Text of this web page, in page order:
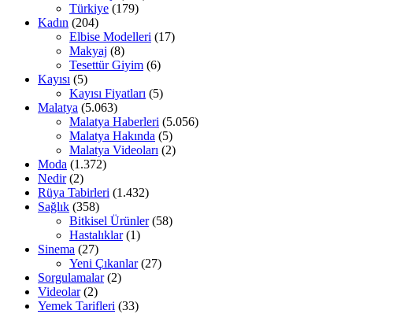
Türkiye (179)
Kadın (204)
Elbise Modelleri (17)
Makyaj (8)
Tesettür Giyim (6)
Kayısı (5)
Kayısı Fiyatları (5)
Malatya (5.063)
Malatya Haberleri (5.056)
Malatya Hakında (5)
Malatya Videoları (2)
Moda (1.372)
Nedir(2)
Rüya Tabirleri (1.432)
Sağlık (358)
Bitkisel Ürünler(58)
Hastalıklar(1)
Sinema (27)
Yeni Çıkanlar(27)
Sorgulamalar(2)
Videolar(2)
Yemek Tarifleri (33)